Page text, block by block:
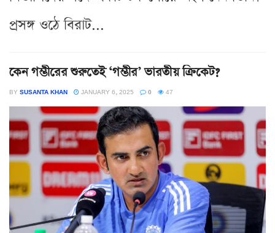
প্রসঙ্গ ওঠে বিরাট...
কেন গম্ভীরের শুরুতেই ‘গম্ভীর’ ভারতীয় ক্রিকেট?
BY SUSANTA KHAN JANUARY 6, 2025 0 47